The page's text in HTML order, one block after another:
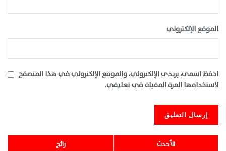
الموقع الإلكتروني
احفظ اسمي، بريدي الإلكتروني، والموقع الإلكتروني في هذا المتصفح
لاستخدامها المرة المقبلة في تعليقي.
رائج الأحدث